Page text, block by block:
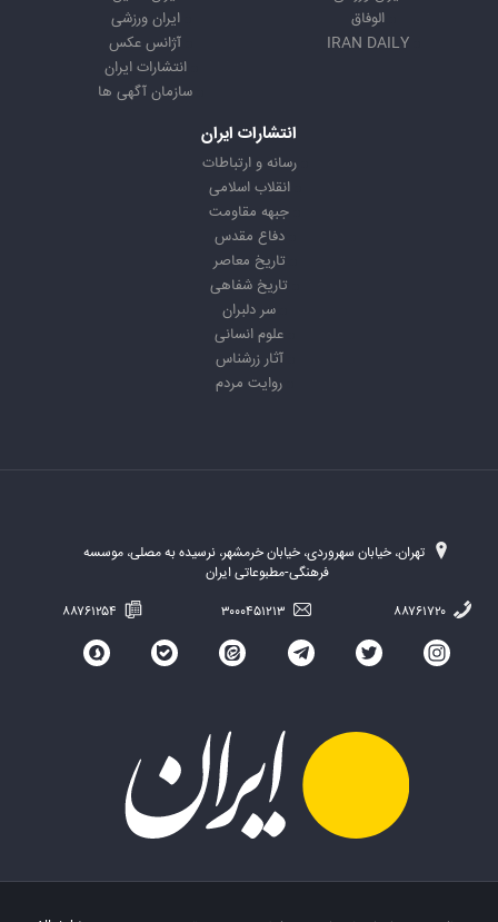
الوفاق
IRAN DAILY
ایران ورزشی
آژانس عکس
انتشارات ایران
سازمان آگهی ها
انتشارات ایران
رسانه و ارتباطات
انقلاب اسلامی
جبهه مقاومت
دفاع مقدس
تاریخ معاصر
تاریخ شفاهی
سر دلبران
علوم انسانی
آثار زرشناس
روایت مردم
تهران، خیابان سهروردی، خیابان خرمشهر، نرسیده به مصلی، موسسه
فرهنگی-مطبوعاتی ایران